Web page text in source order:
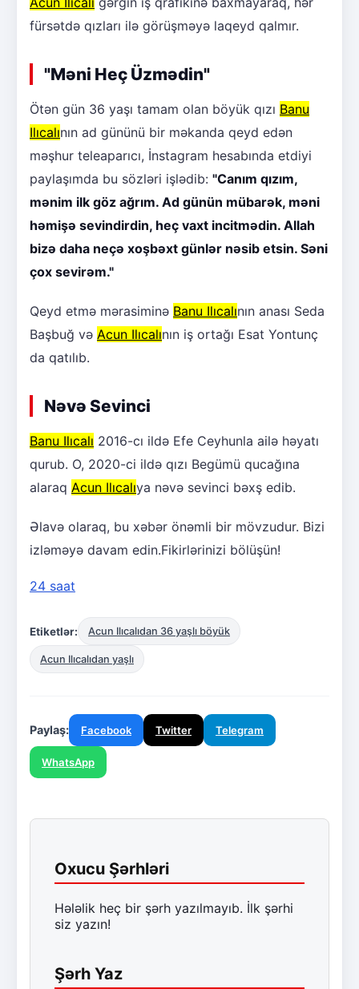
fürsətdə qızları ilə görüşməyə laqeyd qalmır.
"Məni Heç Üzmədin"
Ötən gün 36 yaşı tamam olan böyük qızı Banu
Ilıcalının ad gününü bir məkanda qeyd edən
məşhur teleaparıcı, İnstagram hesabında etdiyi
paylaşımda bu sözləri işlədib: "Canım qızım,
mənim ilk göz ağrım. Ad günün mübarək, məni
həmişə sevindirdin, heç vaxt incitmədin. Allah
bizə daha neçə xoşbəxt günlər nəsib etsin. Səni
çox sevirəm."
Qeyd etmə mərasiminə Banu Ilıcalının anası Seda
Başbuğ və Acun Ilıcalının iş ortağı Esat Yontunç
da qatılıb.
Nəvə Sevinci
Banu Ilıcalı 2016-cı ildə Efe Ceyhunla ailə həyatı
qurub. O, 2020-ci ildə qızı Begümü qucağına
alaraq Acun Ilıcalıya nəvə sevinci bəxş edib.
Əlavə olaraq, bu xəbər önəmli bir mövzudur. Bizi
izləməyə davam edin.Fikirlərinizi bölüşün!
24 saat
Etiketlər: Acun Ilıcalıdan 36 yaşlı böyük
Acun Ilıcalıdan yaşlı
Paylaş: Facebook Twitter Telegram
WhatsApp
Oxucu Şərhləri
Hələlik heç bir şərh yazılmayıb. İlk şərhi
siz yazın!
Şərh Yaz